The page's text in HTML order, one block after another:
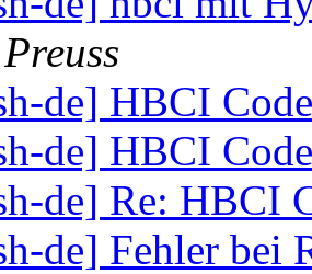
de] HBCI
de] HBCI
de] Re: HBCI
de] Fehler